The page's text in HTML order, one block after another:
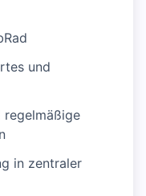
und
regelmäßige
in zentraler